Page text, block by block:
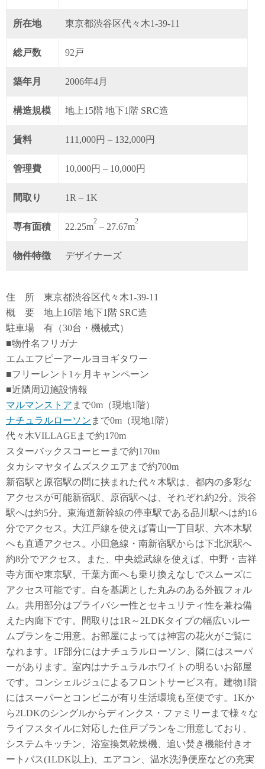
所在地 東京都渋谷区代々木1-39-11
総戸数 92戸
築年月 2006年4月
構造規模 地上15階 地下1階 SRC造
賃料 111,000円 – 132,000円
管理費 10,000円 – 10,000円
間取り 1R – 1K
専有面積 22.25m
2
– 27.67m
2
物件特徴 デザイナーズ
住 所 東京都渋谷区代々木1-39-11
概 要 地上16階 地下1階 SRC造
駐車場 有（30台・機械式）
■物件名フリガナ
エムエフピーアールヨヨギタワー
■フリーレント1ヶ月キャンペーン
■近隣周辺施設情報
マルマンストア まで0m（現地1階）
ナチュラルローソン まで0m（現地1階）
代々木VILLAGEまで約170m
スターバックスコーヒーまで約170m
タカシマヤタイムズスクエアまで約700m
新宿駅と原宿駅の間に挟まれた代々木駅は、都内の多彩な
アクセスが可能新宿駅、原宿駅へは、それぞれ約2分。渋谷
駅へは約5分。東海道新幹線の停車駅である品川駅へは約16
分でアクセス。大江戸線を使えば青山一丁目駅、六本木駅
へも直通アクセス。小田急線・南新宿駅からは下北沢駅へ
約8分でアクセス。また、中央総武線を使えば、中野・吉祥
寺方面や東京駅、千葉方面へも乗り換えなしでスムーズに
アクセス可能です。白を基調とした丸みのある外観フォル
ム。共用部分はプライバシー性とセキュリティ性を兼ね備
えた内廊下です。間取りは1R～2LDKタイプの幅広いルー
ムプランをご用意。お部屋によっては神宮の花火がご覧に
なれます。1F部分にはナチュラルローソン、隣にはスーパ
ーがあります。室内はナチュラルホワイトの明るいお部屋
です。コンシェルジュによるフロントサービス有。建物1階
にはスーパーとコンビニが有り生活環境も至便です。1Kか
ら2LDKのシングルからディンクス・ファミリーまで様々な
ライフスタイルに対応した住戸プランをご用意しており、
システムキッチン、浴室換気乾燥機、追い焚き機能付きオ
ートバス(1LDK以上)、エアコン、温水洗浄便座などの充実